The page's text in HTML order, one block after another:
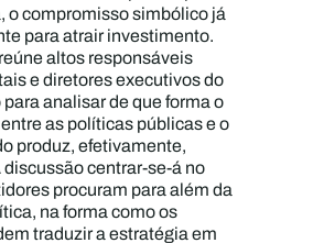
o compromisso simbólico já
para atrair investimento.
altos responsáveis
e diretores executivos do
analisar de que forma o
as políticas públicas e o
produz, efetivamente,
centrar-se-á no
procuram para além da
na forma como os
traduzir a estratégia em